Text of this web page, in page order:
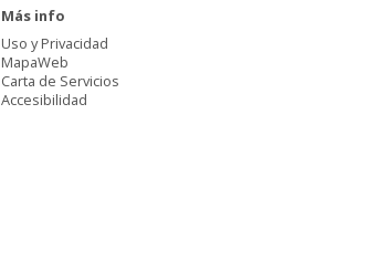
Más info
Uso y Privacidad
MapaWeb
Carta de Servicios
Accesibilidad